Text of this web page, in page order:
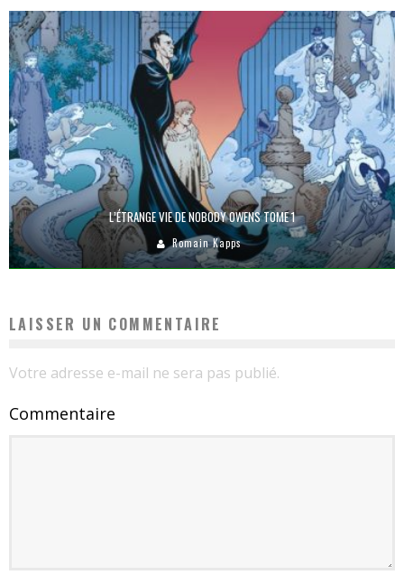
L’ÉTRANGE VIE DE NOBODY OWENS TOME 1
Romain Kapps
LAISSER UN COMMENTAIRE
Votre adresse e-mail ne sera pas publié.
Commentaire